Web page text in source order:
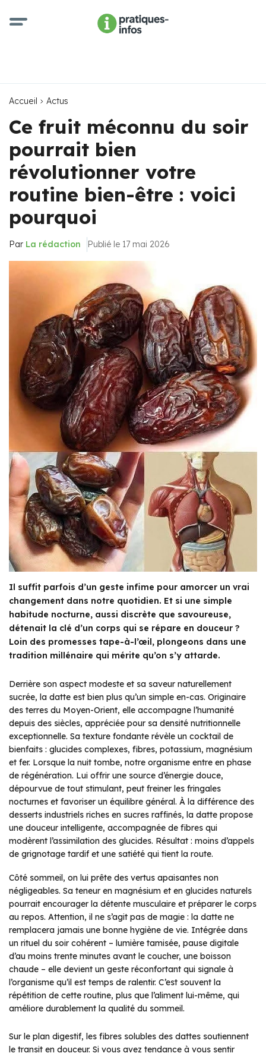
Accueil Actus
Ce fruit méconnu du soir
pourrait bien
révolutionner votre
routine bien-être : voici
pourquoi
Par La rédaction Publié le 17 mai 2026
Il suffit parfois d’un geste infime pour amorcer un vrai
changement dans notre quotidien. Et si une simple
habitude nocturne, aussi discrète que savoureuse,
détenait la clé d’un corps qui se répare en douceur ?
Loin des promesses tape-à-l’œil, plongeons dans une
tradition millénaire qui mérite qu’on s’y attarde.
Derrière son aspect modeste et sa saveur naturellement
sucrée, la datte est bien plus qu’un simple en-cas. Originaire
des terres du Moyen-Orient, elle accompagne l’humanité
depuis des siècles, appréciée pour sa densité nutritionnelle
exceptionnelle. Sa texture fondante révèle un cocktail de
bienfaits : glucides complexes, fibres, potassium, magnésium
et fer. Lorsque la nuit tombe, notre organisme entre en phase
de régénération. Lui offrir une source d’énergie douce,
dépourvue de tout stimulant, peut freiner les fringales
nocturnes et favoriser un équilibre général. À la différence des
desserts industriels riches en sucres raffinés, la datte propose
une douceur intelligente, accompagnée de fibres qui
modèrent l’assimilation des glucides. Résultat : moins d’appels
de grignotage tardif et une satiété qui tient la route.
Côté sommeil, on lui prête des vertus apaisantes non
négligeables. Sa teneur en magnésium et en glucides naturels
pourrait encourager la détente musculaire et préparer le corps
au repos. Attention, il ne s’agit pas de magie : la datte ne
remplacera jamais une bonne hygiène de vie. Intégrée dans
un rituel du soir cohérent – lumière tamisée, pause digitale
d’au moins trente minutes avant le coucher, une boisson
chaude – elle devient un geste réconfortant qui signale à
l’organisme qu’il est temps de ralentir. C’est souvent la
répétition de cette routine, plus que l’aliment lui-même, qui
améliore durablement la qualité du sommeil.
Sur le plan digestif, les fibres solubles des dattes soutiennent
le transit en douceur. Si vous avez tendance à vous sentir